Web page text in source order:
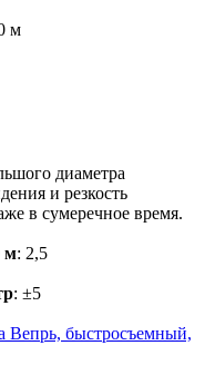
м
диаметра
и резкость
в сумеречное время.
м: 2,5
: ±5
быстросъемный,